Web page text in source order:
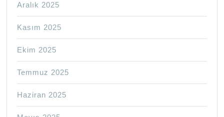
Aralık 2025
Kasım 2025
Ekim 2025
Temmuz 2025
Haziran 2025